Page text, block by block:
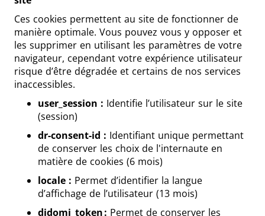
Ces cookies permettent au site de fonctionner de
manière optimale. Vous pouvez vous y opposer et
les supprimer en utilisant les paramètres de votre
navigateur, cependant votre expérience utilisateur
risque d’être dégradée et certains de nos services
inaccessibles.
user_session : Identifie l’utilisateur sur le site
(session)
dr-consent-id : Identifiant unique permettant
de conserver les choix de l'internaute en
matière de cookies (6 mois)
locale : Permet d’identifier la langue
d’affichage de l’utilisateur (13 mois)
didomi_token : Permet de conserver les